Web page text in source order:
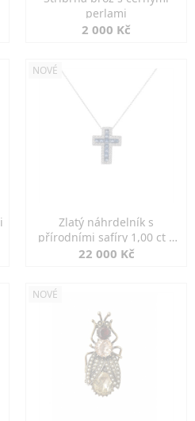
perlami
2 000 Kč
NOVÉ
Zlatý náhrdelník s
přírodními safíry 1,00 ct a
diamanty
22 000 Kč
NOVÉ